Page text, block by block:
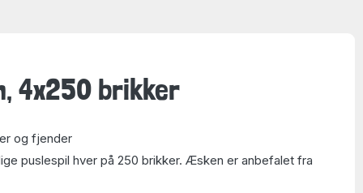
4x250 brikker
og fjender
puslespil hver på 250 brikker. Æsken er anbefalet fra